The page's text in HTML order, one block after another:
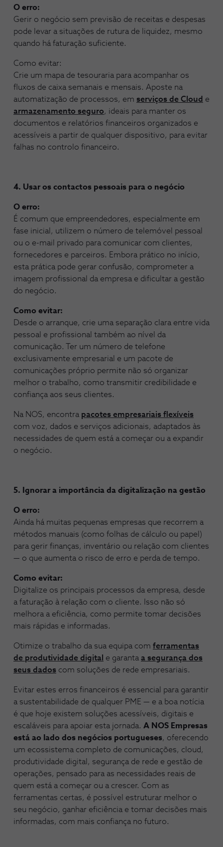
O erro:
Gerir o negócio sem previsão de receitas e despesas
pode levar a situações de rutura de liquidez, mesmo
quando há faturação suficiente.
Como evitar:
Crie um mapa de tesouraria para acompanhar os
fluxos de caixa semanais e mensais. Aposte na
automatização de processos, em serviços de Cloud e
armazenamento seguro, ideais para manter os
documentos e relatórios financeiros organizados e
acessíveis a partir de qualquer dispositivo, para evitar
falhas no controlo financeiro.
4. Usar os contactos pessoais para o negócio
O erro:
É comum que empreendedores, especialmente em
fase inicial, utilizem o número de telemóvel pessoal
ou o e-mail privado para comunicar com clientes,
fornecedores e parceiros. Embora prático no início,
esta prática pode gerar confusão, comprometer a
imagem profissional da empresa e dificultar a gestão
do negócio.
Como evitar:
Desde o arranque, crie uma separação clara entre vida
pessoal e profissional também ao nível da
comunicação. Ter um número de telefone
exclusivamente empresarial e um pacote de
comunicações próprio permite não só organizar
melhor o trabalho, como transmitir credibilidade e
confiança aos seus clientes.
Na NOS, encontra pacotes empresariais flexíveis
com voz, dados e serviços adicionais, adaptados às
necessidades de quem está a começar ou a expandir
o negócio.
5. Ignorar a importância da digitalização na gestão
O erro:
Ainda há muitas pequenas empresas que recorrem a
métodos manuais (como folhas de cálculo ou papel)
para gerir finanças, inventário ou relação com clientes
— o que aumenta o risco de erro e perda de tempo.
Como evitar:
Digitalize os principais processos da empresa, desde
a faturação à relação com o cliente. Isso não só
melhora a eficiência, como permite tomar decisões
mais rápidas e informadas.
Otimize o trabalho da sua equipa com ferramentas
de produtividade digital
e garanta a segurança dos
seus dados com soluções de rede empresariais.
Evitar estes erros financeiros é essencial para garantir
a sustentabilidade de qualquer PME — e a boa notícia
é que hoje existem soluções acessíveis, digitais e
escaláveis para apoiar esta jornada. A NOS Empresas
está ao lado dos negócios portugueses, oferecendo
um ecossistema completo de comunicações, cloud,
produtividade digital, segurança de rede e gestão de
operações, pensado para as necessidades reais de
quem está a começar ou a crescer. Com as
ferramentas certas, é possível estruturar melhor o
seu negócio, ganhar eficiência e tomar decisões mais
informadas, com mais confiança no futuro.